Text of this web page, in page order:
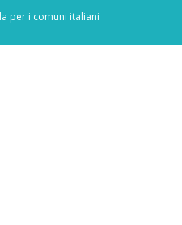
per i comuni italiani